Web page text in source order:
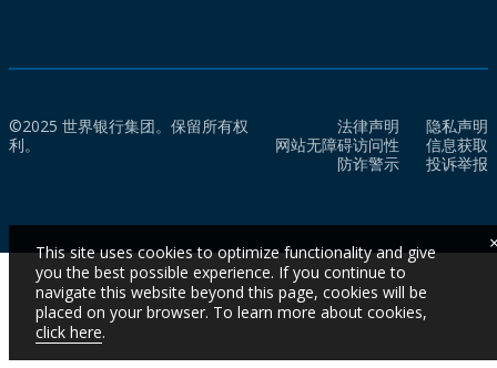
©2025 世界银行集团。保留所有权
利。
法律声明
隐私声明
网站无障碍访问性
信息获取
防诈警示
投诉举报
This site uses cookies to optimize functionality and give
you the best possible experience. If you continue to
navigate this website beyond this page, cookies will be
placed on your browser. To learn more about cookies,
click here.